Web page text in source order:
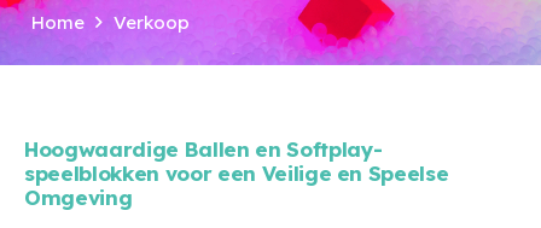
Home Verkoop
Hoogwaardige Ballen en Softplay-
speelblokken voor een Veilige en Speelse
Omgeving